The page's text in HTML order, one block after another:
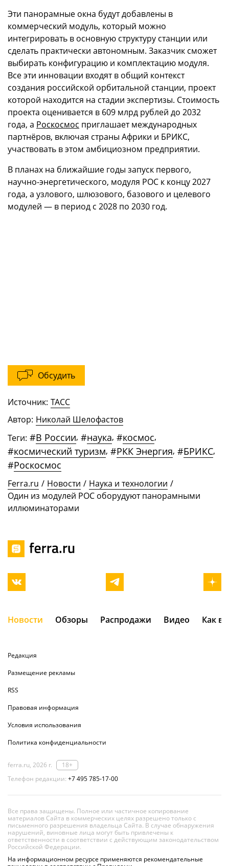
Эти панорамные окна будут добавлены в
коммерческий модуль, который можно
интегрировать в основную структуру станции или
сделать практически автономным. Заказчик сможет
выбирать конфигурацию и комплектацию модуля.
Все эти инновации входят в общий контекст
создания российской орбитальной станции, проект
которой находится на стадии экспертизы. Стоимость
проекта оценивается в 609 млрд рублей до 2032
года, а Роскосмос приглашает международных
партнёров, включая страны Африки и БРИКС,
участвовать в этом амбициозном предприятии.
В планах на ближайшие годы запуск первого,
научно-энергетического, модуля РОС к концу 2027
года, а узлового, шлюзового, базового и целевого
модулей — в период с 2028 по 2030 год.
Обсудить
Источник: ТАСС
Автор: Николай Шелофастов
Теги: #В России, #наука, #космос,
#космический туризм, #РКК Энергия, #БРИКС,
#Роскосмос
Ferra.ru / Новости / Наука и технологии /
Один из модулей РОС оборудуют панорамными
иллюминаторами
Новости Обзоры Распродажи Видео Как
Редакция
Размещение рекламы
RSS
Правовая информация
Условия использования
Политика конфиденциальности
ferra.ru, 2026 г.
18+
Телефон редакции: +7 495 785-17-00
Все права защищены. Полное или частичное копирование
материалов Сайта в коммерческих целях разрешено только с
письменного разрешения владельца Сайта. В случае обнаружения
нарушений, виновные лица могут быть привлечены к
ответственности в соответствии с действующим законодательством
Российской Федерации.
На информационном ресурсе применяются рекомендательные